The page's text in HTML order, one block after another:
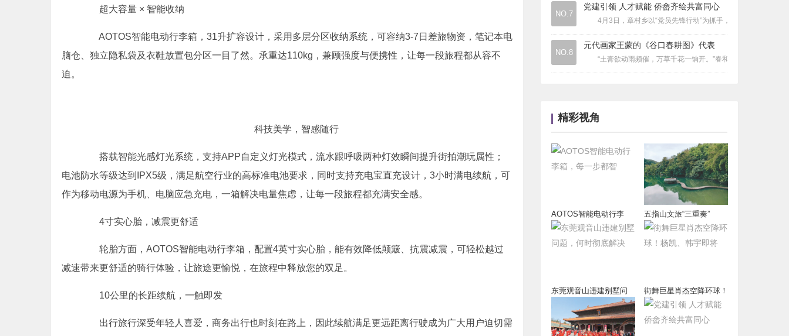
超大容量 × 智能收纳
AOTOS智能电动行李箱，31升扩容设计，采用多层分区收纳系统，可容纳3-7日差旅物资，笔记本电
脑仓、独立隐私袋及衣鞋放置包分区一目了然。承重达110kg，兼顾强度与便携性，让每一段旅程都从容不
迫。
科技美学，智感随行
搭载智能光感灯光系统，支持APP自定义灯光模式，流水跟呼吸两种灯效瞬间提升街拍潮玩属性；
电池防水等级达到IPX5级，满足航空行业的高标准电池要求，同时支持充电宝直充设计，3小时满电续航，可
作为移动电源为手机、电脑应急充电，一箱解决电量焦虑，让每一段旅程都充满安全感。
4寸实心胎，减震更舒适
轮胎方面，AOTOS智能电动行李箱，配置4英寸实心胎，能有效降低颠簸、抗震减震，可轻松越过
减速带来更舒适的骑行体验，让旅途更愉悦，在旅程中释放您的双足。
10公里的长距续航，一触即发
出行旅行深受年轻人喜爱，商务出行也时刻在路上，因此续航满足更远距离行驶成为广大用户迫切需
NO.7
党建引领 人才赋能 侨畲齐绘共富同心
4月3日，章村乡以“党员先锋行动”为抓手，组织党员志愿者全
NO.8
元代画家王蒙的《谷口春耕图》代表
“土膏欲动雨频催，万草千花一饷开。”春和景明，又到了一
精彩视角
AOTOS智能电动行李
箱，每一步都智
五指山文旅“三重奏”
东莞观音山违建别墅问
题，何时彻底解决
街舞巨星肖杰空降环球！
杨凯、韩宇即将